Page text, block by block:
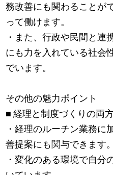
務改善にも関わることが
って働けます。
・また、行政や民間と連
にも力を入れている社会
でいます。
その他の魅力ポイント
■ 経理と制度づくりの両
・経理のルーチン業務に
善提案にも関与できます。
・変化のある環境で自分